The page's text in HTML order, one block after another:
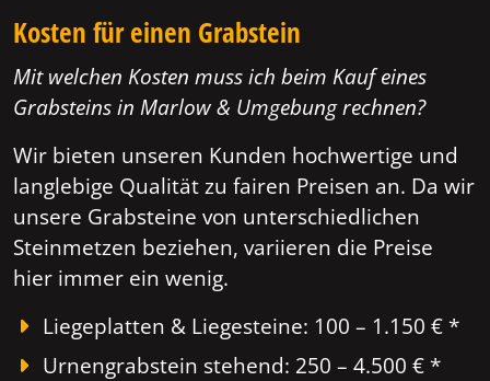
Kosten für einen Grabstein
Mit welchen Kosten muss ich beim Kauf eines
Grabsteins in Marlow & Umgebung rechnen?
Wir bieten unseren Kunden hochwertige und
langlebige Qualität zu fairen Preisen an. Da wir
unsere Grabsteine von unterschiedlichen
Steinmetzen beziehen, variieren die Preise
hier immer ein wenig.
Liegeplatten & Liegesteine: 100 – 1.150 € *
Urnengrabstein stehend: 250 – 4.500 € *